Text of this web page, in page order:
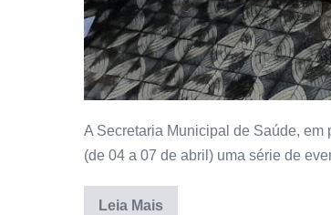
A Secretaria Municipal de Saúde, em
(de 04 a 07 de abril) uma série de
Leia Mais